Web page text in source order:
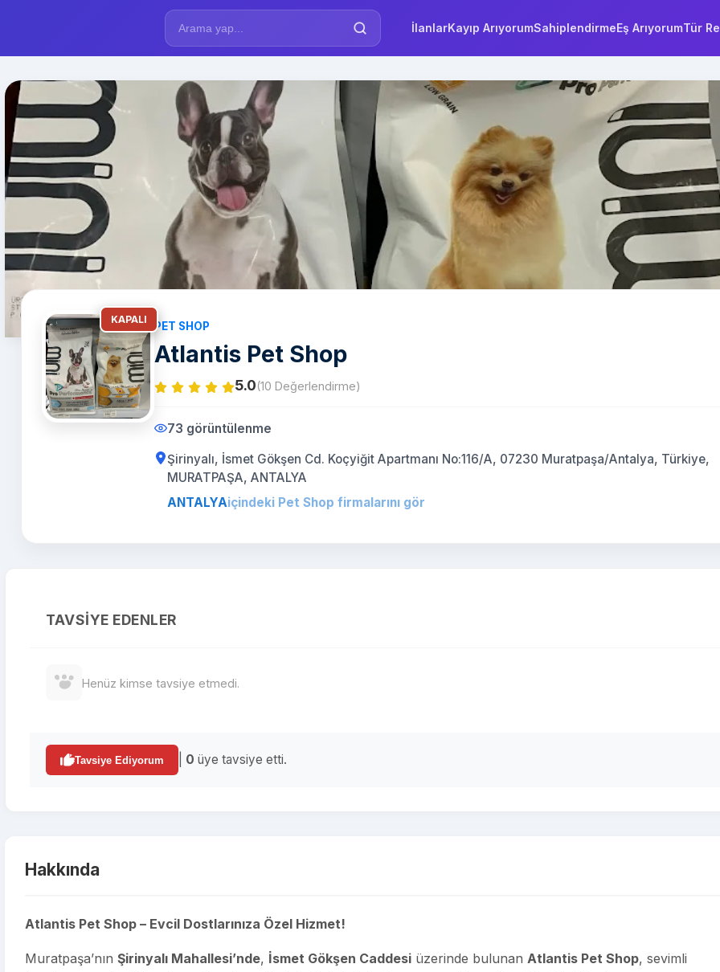
İlanlarKayıp ArıyorumSahiplendirmeEş ArıyorumTür
KAPALI
PET SHOP
Atlantis Pet Shop
5.0(10 Değerlendirme)
73 görüntülenme
Şirinyalı, İsmet Gökşen Cd. Koçyiğit Apartmanı No:116/A, 07230 Muratpaşa/Antalya, Türkiye,
MURATPAŞA, ANTALYA
ANTALYAiçindeki Pet Shop firmalarını gör
TAVSIYE EDENLER
Henüz kimse tavsiye etmedi.
Tavsiye Ediyorum 0 üye tavsiye etti.
Hakkında
Atlantis Pet Shop – Evcil Dostlarınıza Özel Hizmet!
Muratpaşa’nın Şirinyalı Mahallesi’nde, İsmet Gökşen Caddesi üzerinde bulunan Atlantis Pet Shop, sevimli